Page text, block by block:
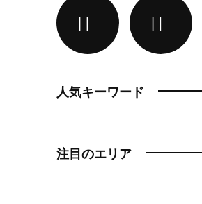
人気キーワード
注目のエリア